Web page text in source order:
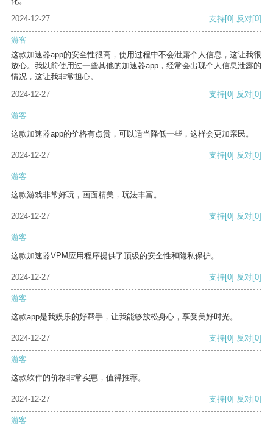
2024-12-27
支持[0] 反对[0]
游客
这款加速器app的安全性很高，使用过程中不会泄露个人信息，这让我很
放心。我以前使用过一些其他的加速器app，经常会出现个人信息泄露的
情况，这让我非常担心。
2024-12-27
支持[0] 反对[0]
游客
这款加速器app的价格有点贵，可以适当降低一些，这样会更加亲民。
2024-12-27 支持[0] 反对[0]
游客
这款游戏非常好玩，画面精美，玩法丰富。
2024-12-27 支持[0] 反对[0]
游客
这款加速器VPM应用程序提供了顶级的安全性和隐私保护。
2024-12-27 支持[0] 反对[0]
游客
这款app是我娱乐的好帮手，让我能够放松身心，享受美好时光。
2024-12-27 支持[0] 反对[0]
游客
这款软件的价格非常实惠，值得推荐。
2024-12-27 支持[0] 反对[0]
游客